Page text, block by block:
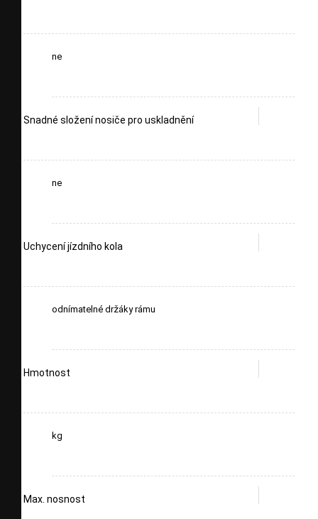
ne
Snadné složení nosiče pro uskladnění
ne
Uchycení jízdního kola
odnímatelné držáky rámu
Hmotnost
kg
Max. nosnost